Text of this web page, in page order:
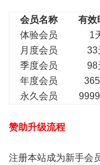
会员名称 有效
体验会员
1
月度会员
33
季度会员
98
年度会员
永久会员
赞助升级流程
注册本站成为新手会